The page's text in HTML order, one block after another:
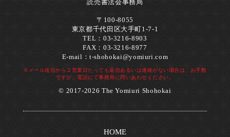
読売書法会事務局
〒100-8055
東京都千代田区大手町1-7-1
TEL：03-3216-8903
FAX：03-3216-8977
E-mail：t-shohokai@yomiuri.com
※メール送信から２営業日たっても返信あるいは連絡がない場合は、お手数
ですが、電話にて事務局に問いあわせください。
© 2017-2026 The Yomiuri Shohokai
HOME